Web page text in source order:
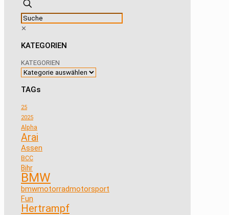
✕
KATEGORIEN
KATEGORIEN
TAGs
25
2025
Alpha
Arai
Assen
BCC
Bihr
BMW
bmwmotorradmotorsport
Fun
Hertrampf